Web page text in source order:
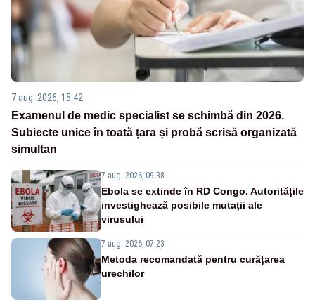
7 aug. 2026, 15:42
Examenul de medic specialist se schimbă din 2026.
Subiecte unice în toată țara și probă scrisă organizată
simultan
7 aug. 2026, 09:38
Ebola se extinde în RD Congo. Autoritățile
investighează posibile mutații ale
virusului
7 aug. 2026, 07:23
Metoda recomandată pentru curățarea
urechilor